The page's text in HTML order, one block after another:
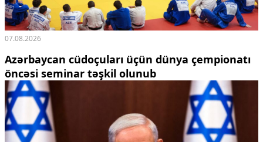
07.08.2026
Azərbaycan cüdoçuları üçün dünya çempionatı
öncəsi seminar təşkil olunub